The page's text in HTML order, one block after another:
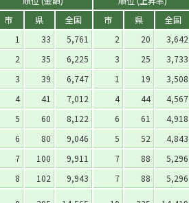
市 県 全国 市 県
全国
1 33 5,761 2 20
3,642
2 35 6,225 3 25
3,733
3 39 6,747 1 19
3,508
4 41 7,012 4 44
4,567
5 60 8,122 6 61
4,918
6 80 9,046 5 52
4,843
7 100 9,911 7 88
5,296
8 102 9,943 7 88 5,296